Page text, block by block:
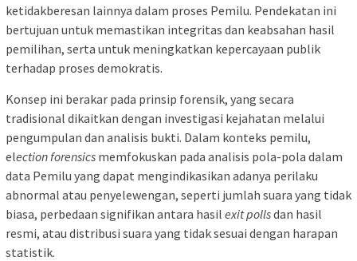
ketidakberesan lainnya dalam proses Pemilu. Pendekatan ini
bertujuan untuk memastikan integritas dan keabsahan hasil
pemilihan, serta untuk meningkatkan kepercayaan publik
terhadap proses demokratis.
Konsep ini berakar pada prinsip forensik, yang secara
tradisional dikaitkan dengan investigasi kejahatan melalui
pengumpulan dan analisis bukti. Dalam konteks pemilu,
election forensics memfokuskan pada analisis pola-pola dalam
data Pemilu yang dapat mengindikasikan adanya perilaku
abnormal atau penyelewengan, seperti jumlah suara yang tidak
biasa, perbedaan signifikan antara hasil exit pollsdan hasil
resmi, atau distribusi suara yang tidak sesuai dengan harapan
statistik.